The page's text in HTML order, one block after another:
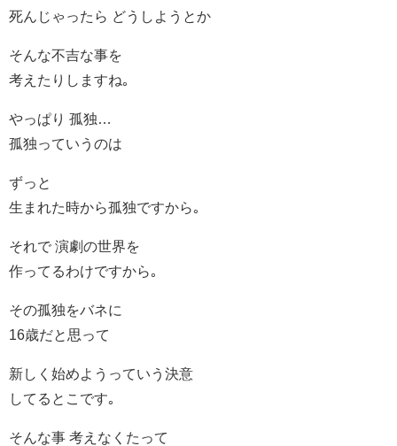
死んじゃったら どうしようとか
そんな不吉な事を
考えたりしますね｡
やっぱり 孤独…
孤独っていうのは
ずっと
生まれた時から孤独ですから｡
それで 演劇の世界を
作ってるわけですから｡
その孤独をバネに
16歳だと思って
新しく始めようっていう決意
してるとこです｡
そんな事 考えなくたって